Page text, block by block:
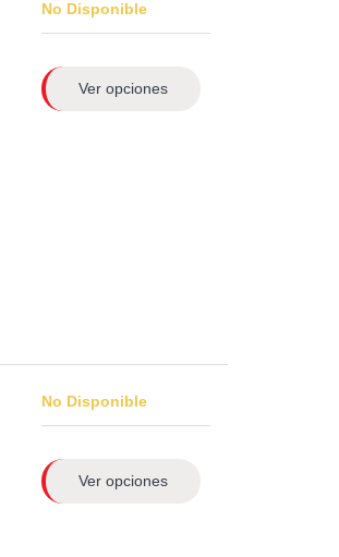
No Disponible
Ver opciones
No Disponible
Ver opciones